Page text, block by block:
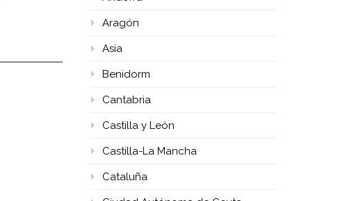
Aragón
Asia
Benidorm
Cantabria
Castilla y León
Castilla-La Mancha
Cataluña